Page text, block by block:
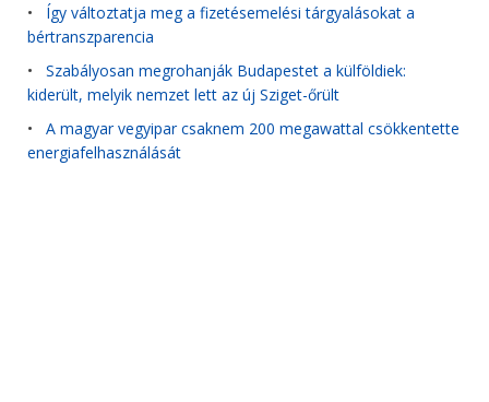
• Így változtatja meg a fizetésemelési tárgyalásokat a
bértranszparencia
• Szabályosan megrohanják Budapestet a külföldiek:
kiderült, melyik nemzet lett az új Sziget-őrült
• A magyar vegyipar csaknem 200 megawattal csökkentette
energiafelhasználását